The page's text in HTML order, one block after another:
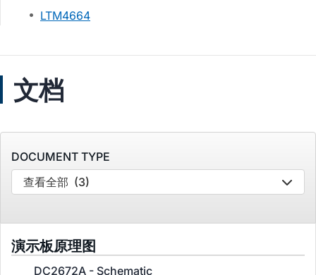
LTM4664
文档
DOCUMENT TYPE
查看全部 (3)
演示板原理图
DC2672A - Schematic